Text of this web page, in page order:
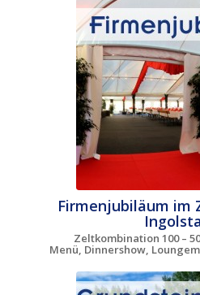
Firmenjubiläum im
Zeltkombination 100 –
Menü, Dinnershow,